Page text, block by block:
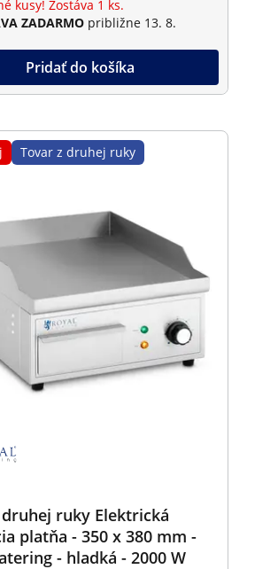
kusy! Zostáva 1 ks.
ZADARMO približne 13. 8.
Pridať do košíka
Tovar z druhej ruky
ruky Elektrická
platňa - 350 x 380 mm -
- hladká - 2000 W